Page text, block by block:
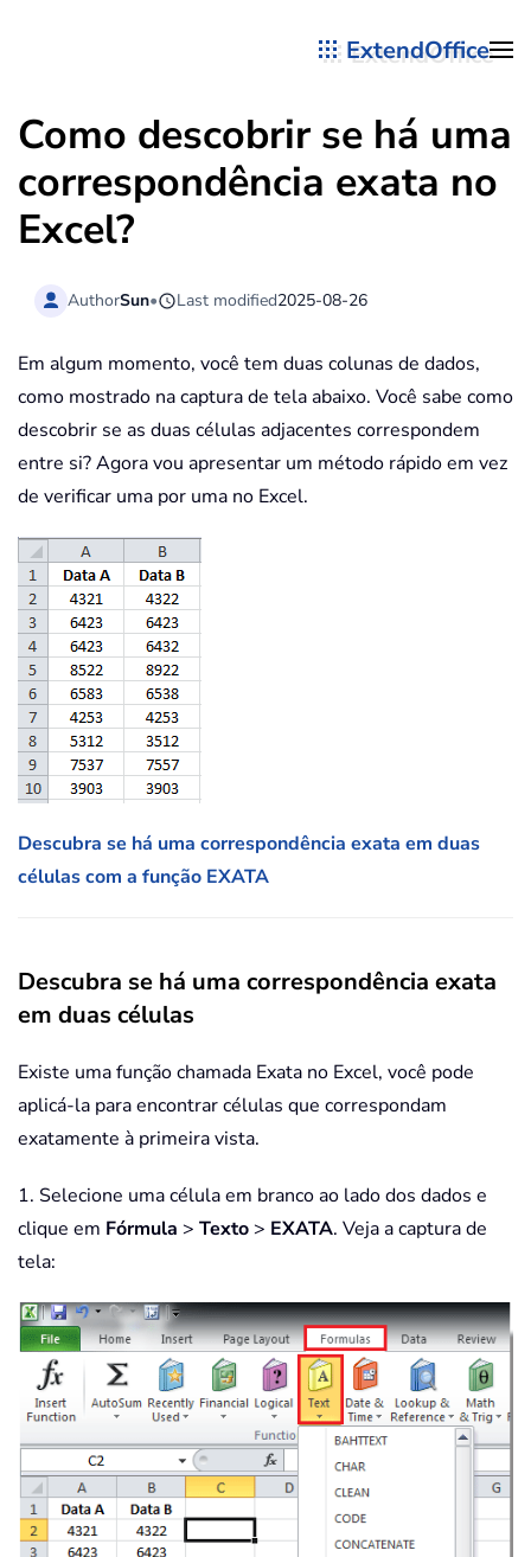
ExtendOffice
Como descobrir se há uma
correspondência exata no
Excel?
AuthorSun• Last modified2025-08-26
Em algum momento, você tem duas colunas de dados,
como mostrado na captura de tela abaixo. Você sabe como
descobrir se as duas células adjacentes correspondem
entre si? Agora vou apresentar um método rápido em vez
de verificar uma por uma no Excel.
Descubra se há uma correspondência exata em duas
células com a função EXATA
Descubra se há uma correspondência exata
em duas células
Existe uma função chamada Exata no Excel, você pode
aplicá-la para encontrar células que correspondam
exatamente à primeira vista.
1. Selecione uma célula em branco ao lado dos dados e
clique em Fórmula > Texto > EXATA. Veja a captura de
tela: